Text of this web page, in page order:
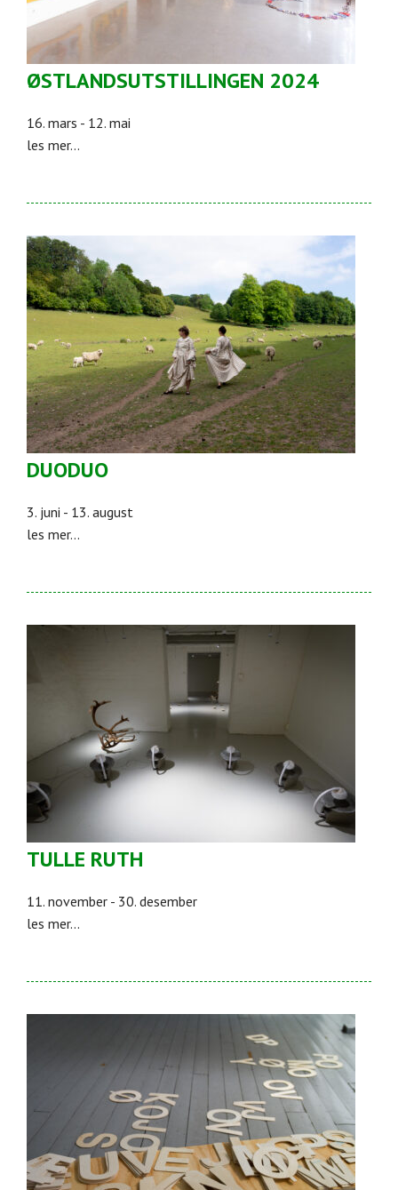
ØSTLANDSUTSTILLINGEN 2024
16. mars - 12. mai
les mer...
DUODUO
3. juni - 13. august
les mer...
TULLE RUTH
11. november - 30. desember
les mer...